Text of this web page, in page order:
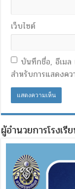
เว็บไซต์
บันทึกชื่อ, อีเมล
สำหรับการแสดงค
ผู้อำนวยการโรงเรี